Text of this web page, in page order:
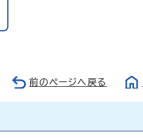
前のページへ戻る